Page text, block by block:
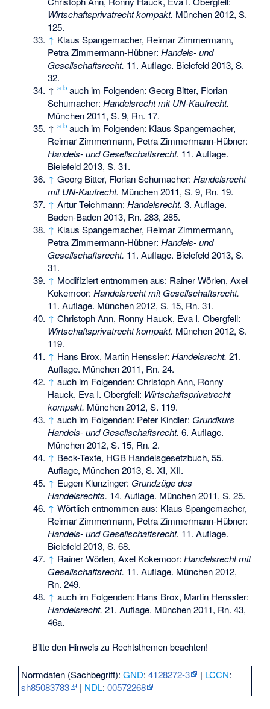
Wirtschaftsprivatrecht kompakt. München 2012, S.
125.
↑ Klaus Spangemacher, Reimar Zimmermann,
Petra Zimmermann-Hübner:Handels- und
Gesellschaftsrecht. 11. Auflage. Bielefeld 2013, S.
32.
↑a b auch im Folgenden: Georg Bitter, Florian
Schumacher:Handelsrecht mit UN-Kaufrecht.
München 2011, S. 9, Rn. 17.
↑a b auch im Folgenden: Klaus Spangemacher,
Reimar Zimmermann, Petra Zimmermann-Hübner:
Handels- und Gesellschaftsrecht. 11. Auflage.
Bielefeld 2013, S. 31.
↑ Georg Bitter, Florian Schumacher:Handelsrecht
mit UN-Kaufrecht. München 2011, S. 9, Rn. 19.
↑ Artur Teichmann:Handelsrecht. 3. Auflage.
Baden-Baden 2013, Rn. 283, 285.
↑ Klaus Spangemacher, Reimar Zimmermann,
Petra Zimmermann-Hübner:Handels- und
Gesellschaftsrecht. 11. Auflage. Bielefeld 2013, S.
31.
↑ Modifiziert entnommen aus: Rainer Wörlen, Axel
Kokemoor:Handelsrecht mit Gesellschaftsrecht.
11. Auflage. München 2012, S. 15, Rn. 31.
↑ Christoph Ann, Ronny Hauck, Eva I. Obergfell:
Wirtschaftsprivatrecht kompakt. München 2012, S.
119.
↑ Hans Brox, Martin Henssler:Handelsrecht. 21.
Auflage. München 2011, Rn. 24.
↑ auch im Folgenden: Christoph Ann, Ronny
Hauck, Eva I. Obergfell: Wirtschaftsprivatrecht
kompakt. München 2012, S. 119.
↑ auch im Folgenden: Peter Kindler: Grundkurs
Handels- und Gesellschaftsrecht. 6. Auflage.
München 2012, S. 15, Rn. 2.
↑ Beck-Texte, HGB Handelsgesetzbuch, 55.
Auflage, München 2013, S. XI, XII.
↑ Eugen Klunzinger: Grundzüge des
Handelsrechts. 14. Auflage. München 2011, S. 25.
↑ Wörtlich entnommen aus: Klaus Spangemacher,
Reimar Zimmermann, Petra Zimmermann-Hübner:
Handels- und Gesellschaftsrecht. 11. Auflage.
Bielefeld 2013, S. 68.
↑ Rainer Wörlen, Axel Kokemoor:Handelsrecht mit
Gesellschaftsrecht. 11. Auflage. München 2012,
Rn. 249.
↑ auch im Folgenden: Hans Brox, Martin Henssler:
Handelsrecht. 21. Auflage. München 2011, Rn. 43,
46a.
Bitte den Hinweis zu Rechtsthemen beachten!
Normdaten (Sachbegriff):GND:4128272-3 | LCCN:
sh85083783
| NDL:00572268